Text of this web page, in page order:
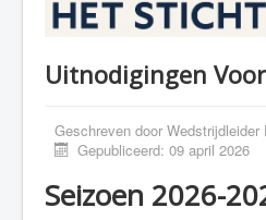
Uitnodigingen
Geschreven door Wedstrijdleider
Gepubliceerd: 09 april 2026
Seizoen 2026-